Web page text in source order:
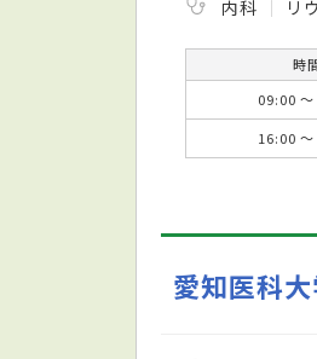
内科
リ
時
09:00
16:00
愛知医科